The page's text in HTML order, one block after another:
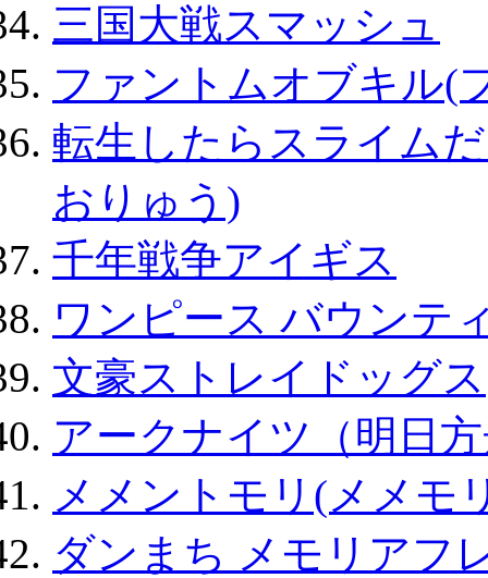
三国大戦スマッシュ
ファントムオブキル(
転生したらスライム
おりゅう)
千年戦争アイギス
ワンピース バウンテ
文豪ストレイドッグス
アークナイツ（明日
メメントモリ(メメモ
ダンまち メモリアフ